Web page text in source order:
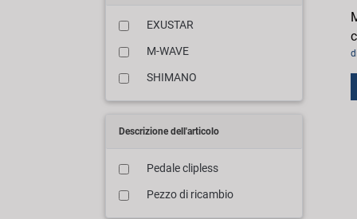
EXUSTAR
M-WAVE
SHIMANO
Descrizione dell'articolo
Pedale clipless
Pezzo di ricambio